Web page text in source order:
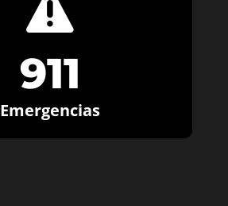

911
Emergencias